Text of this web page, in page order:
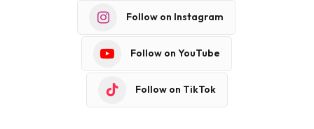
Follow on Instagram
Follow on YouTube
Follow on TikTok